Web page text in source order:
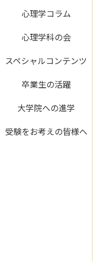
心理学コラム
心理学科の会
スペシャルコンテンツ
卒業生の活躍
大学院への進学
受験をお考えの皆様へ